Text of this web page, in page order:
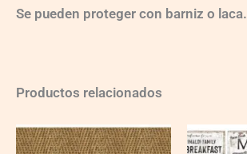
Se pueden proteger con barniz o laca.
Productos relacionados
Ch-
wXXL121
Ch-
wXXL142